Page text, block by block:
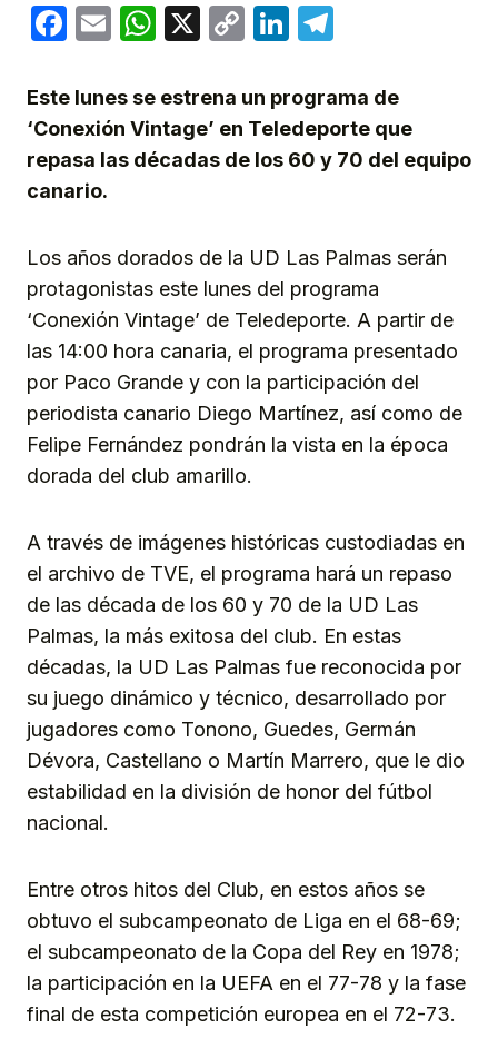
Facebook
EmailWhatsApp
X
CopyLinkedIn
Este lunes se estrena un programa de
‘Conexión Vintage’ en Teledeporte que
repasa las décadas de los 60 y 70 del equipo
canario.
Los años dorados de la UD Las Palmas serán
protagonistas este lunes del programa
‘Conexión Vintage’ de Teledeporte. A partir de
las 14:00 hora canaria, el programa presentado
por Paco Grande y con la participación del
periodista canario Diego Martínez, así como de
Felipe Fernández pondrán la vista en la época
dorada del club amarillo.
A través de imágenes históricas custodiadas en
el archivo de TVE, el programa hará un repaso
de las década de los 60 y 70 de la UD Las
Palmas, la más exitosa del club. En estas
décadas, la UD Las Palmas fue reconocida por
su juego dinámico y técnico, desarrollado por
jugadores como Tonono, Guedes, Germán
Dévora, Castellano o Martín Marrero, que le dio
estabilidad en la división de honor del fútbol
nacional.
Entre otros hitos del Club, en estos años se
obtuvo el subcampeonato de Liga en el 68-69;
el subcampeonato de la Copa del Rey en 1978;
la participación en la UEFA en el 77-78 y la fase
final de esta competición europea en el 72-73.